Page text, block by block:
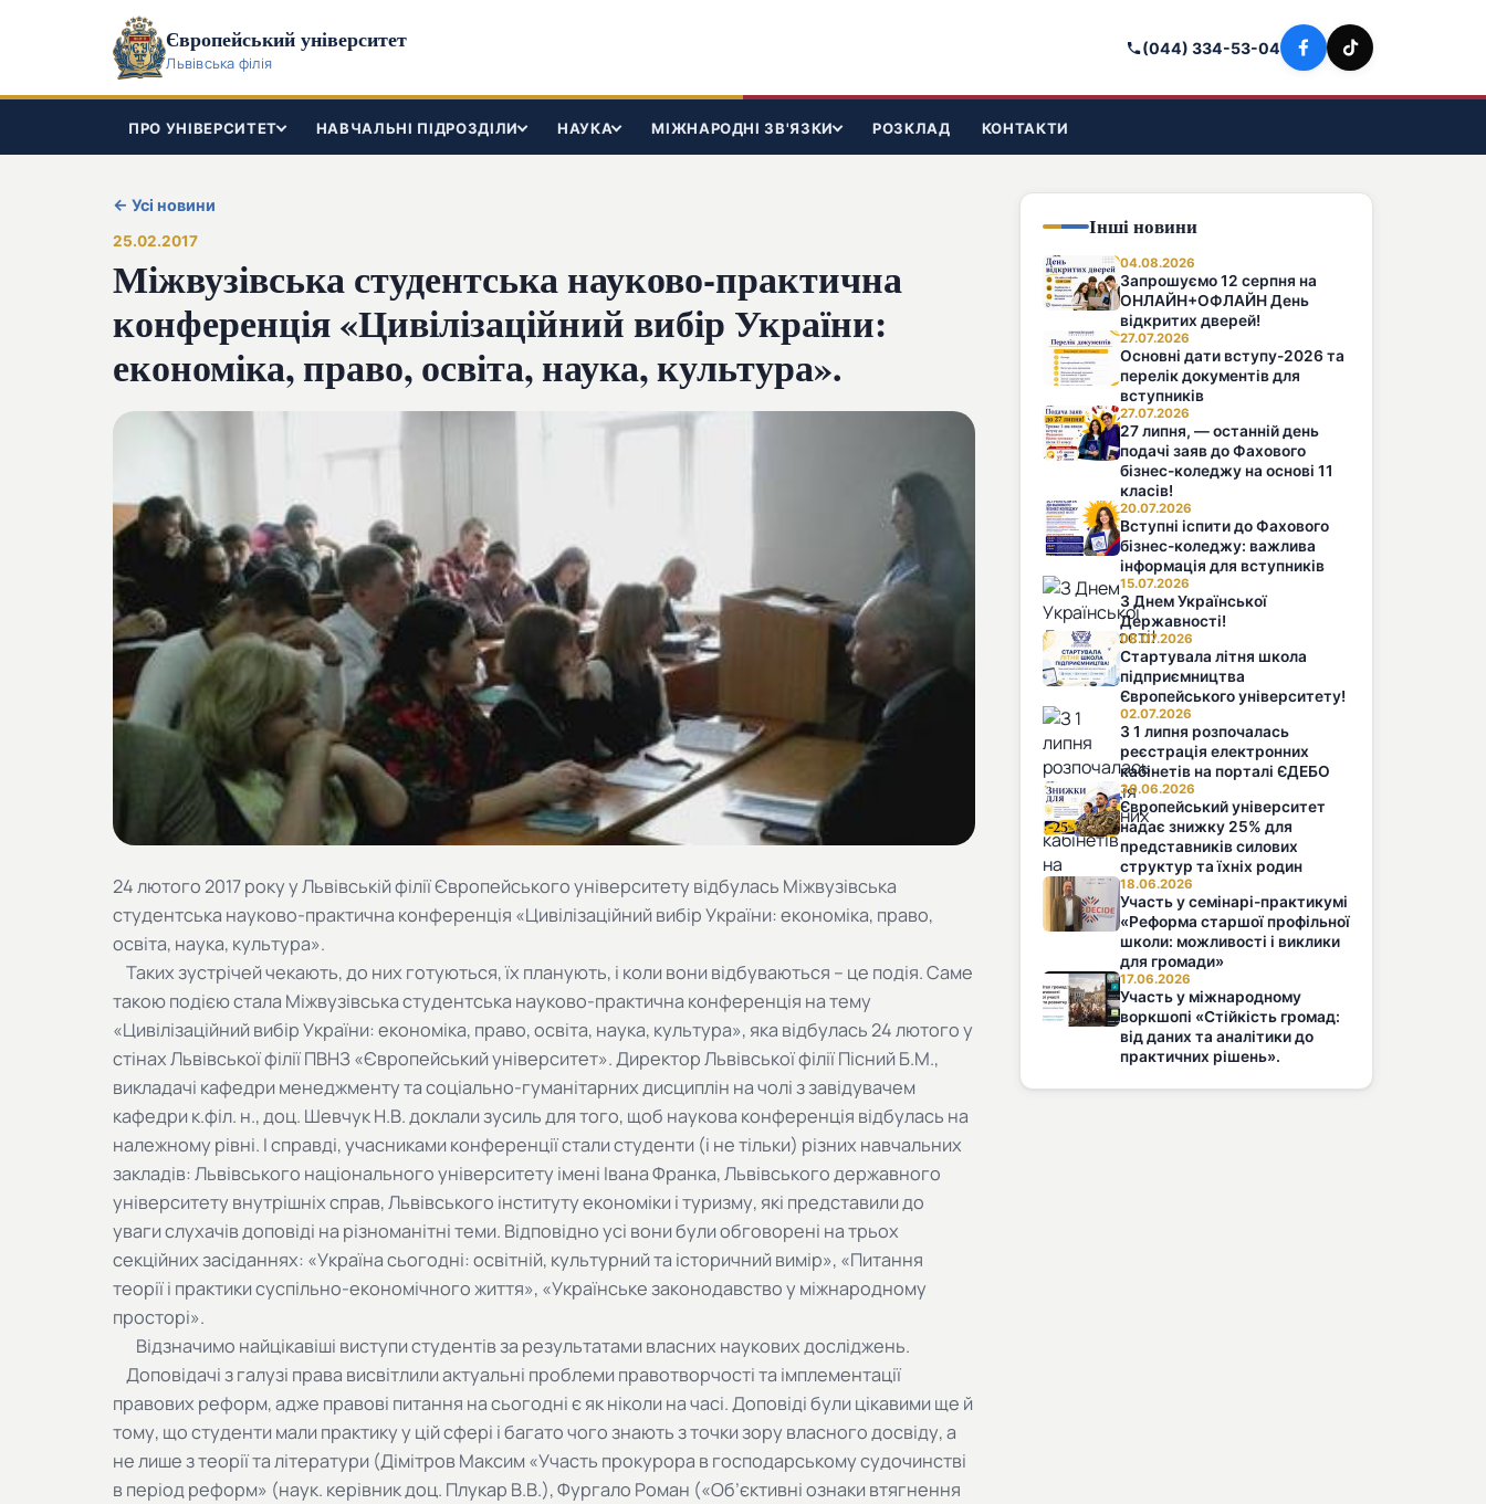
Європейський університет
Львівська філія
(044) 334-53-04
ПРО УНІВЕРСИТЕТ НАВЧАЛЬНІ ПІДРОЗДІЛИ НАУКА МІЖНАРОДНІ ЗВ'ЯЗКИ РОЗКЛАД КОНТАКТИ
← Усі новини
25.02.2017
Міжвузівська студентська науково-практична
конференція «Цивілізаційний вибір України:
економіка, право, освіта, наука, культура».
24 лютого 2017 року у Львівській філії Європейського університету відбулась Міжвузівська
студентська науково-практична конференція «Цивілізаційний вибір України: економіка, право,
освіта, наука, культура».
Таких зустрічей чекають, до них готуються, їх планують, і коли вони відбуваються – це подія. Саме
такою подією стала Міжвузівська студентська науково-практична конференція на тему
«Цивілізаційний вибір України: економіка, право, освіта, наука, культура», яка відбулась 24 лютого у
стінах Львівської філії ПВНЗ «Європейський університет». Директор Львівської філії Пісний Б.М.,
викладачі кафедри менеджменту та соціально-гуманітарних дисциплін на чолі з завідувачем
кафедри к.філ. н., доц. Шевчук Н.В. доклали зусиль для того, щоб наукова конференція відбулась на
належному рівні. І справді, учасниками конференції стали студенти (і не тільки) різних навчальних
закладів: Львівського національного університету імені Івана Франка, Львівського державного
університету внутрішніх справ, Львівського інституту економіки і туризму, які представили до
уваги слухачів доповіді на різноманітні теми. Відповідно усі вони були обговорені на трьох
секційних засіданнях: «Україна сьогодні: освітній, культурний та історичний вимір», «Питання
теорії і практики суспільно-економічного життя», «Українське законодавство у міжнародному
просторі».
Відзначимо найцікавіші виступи студентів за результатами власних наукових досліджень.
Доповідачі з галузі права висвітлили актуальні проблеми правотворчості та імплементації
правових реформ, адже правові питання на сьогодні є як ніколи на часі. Доповіді були цікавими ще й
тому, що студенти мали практику у цій сфері і багато чого знають з точки зору власного досвіду, а
не лише з теорії та літератури (Дімітров Максим «Участь прокурора в господарському судочинстві
в період реформ» (наук. керівник доц. Плукар В.В.), Фургало Роман («Об’єктивні ознаки втягнення
Інші новини
04.08.2026
Запрошуємо 12 серпня на
ОНЛАЙН+ОФЛАЙН День
відкритих дверей!
27.07.2026
Основні дати вступу-2026 та
перелік документів для
вступників
27.07.2026
27 липня, — останній день
подачі заяв до Фахового
бізнес-коледжу на основі 11
класів!
20.07.2026
Вступні іспити до Фахового
бізнес-коледжу: важлива
інформація для вступників
15.07.2026
З Днем Української
Державності!
08.07.2026
Стартувала літня школа
підприємництва
Європейського університету!
02.07.2026
З 1 липня розпочалась
реєстрація електронних
кабінетів на порталі ЄДЕБО
30.06.2026
Європейський університет
надає знижку 25% для
представників силових
структур та їхніх родин
18.06.2026
Участь у семінарі-практикумі
«Реформа старшої профільної
школи: можливості і виклики
для громади»
17.06.2026
Участь у міжнародному
воркшопі «Стійкість громад:
від даних та аналітики до
практичних рішень».